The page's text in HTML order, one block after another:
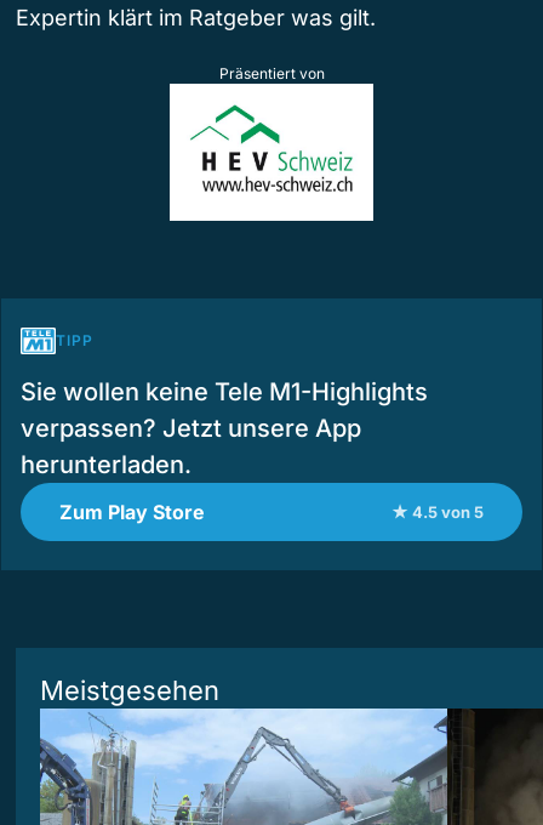
Expertin klärt im Ratgeber was gilt.
Präsentiert von
TIPP
Sie wollen keine Tele M1-Highlights
verpassen? Jetzt unsere App
herunterladen.
Zum Play Store ★ 4.5 von 5
Meistgesehen